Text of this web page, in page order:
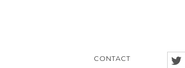
CONTACT